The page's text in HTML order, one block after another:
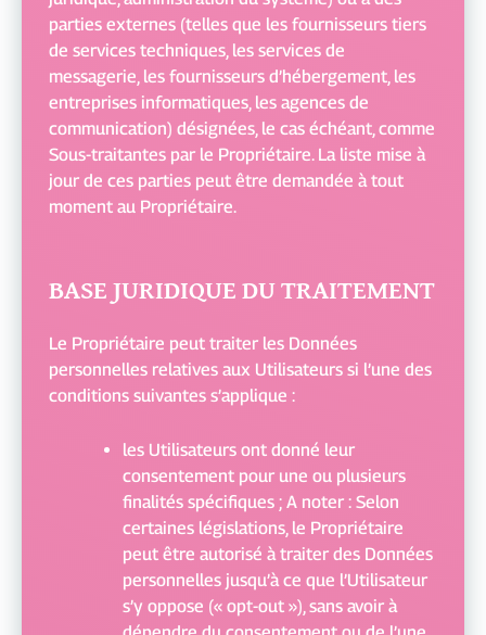
parties externes (telles que les fournisseurs tiers
de services techniques, les services de
messagerie, les fournisseurs d’hébergement, les
entreprises informatiques, les agences de
communication) désignées, le cas échéant, comme
Sous-traitantes par le Propriétaire. La liste mise à
jour de ces parties peut être demandée à tout
moment au Propriétaire.
BASE JURIDIQUE DU TRAITEMENT
Le Propriétaire peut traiter les Données
personnelles relatives aux Utilisateurs si l’une des
conditions suivantes s’applique :
les Utilisateurs ont donné leur
consentement pour une ou plusieurs
finalités spécifiques ; A noter : Selon
certaines législations, le Propriétaire
peut être autorisé à traiter des Données
personnelles jusqu’à ce que l’Utilisateur
s’y oppose (« opt-out »), sans avoir à